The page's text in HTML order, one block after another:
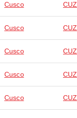
Cusco CUZ
Cusco CUZ
Cusco CUZ
Cusco CUZ
Cusco CUZ